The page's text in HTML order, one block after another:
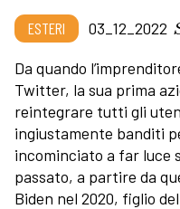
ESTERI 03_12_2022
Da quando
Twitter, la sua prima
reintegrare tutti gli
ingiustamente banditi
incominciato a far luce
passato, a partire da
Biden nel 2020, figlio